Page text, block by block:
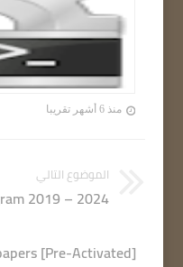
منذ 6 أشهر تقريبا
الموضوع التالي